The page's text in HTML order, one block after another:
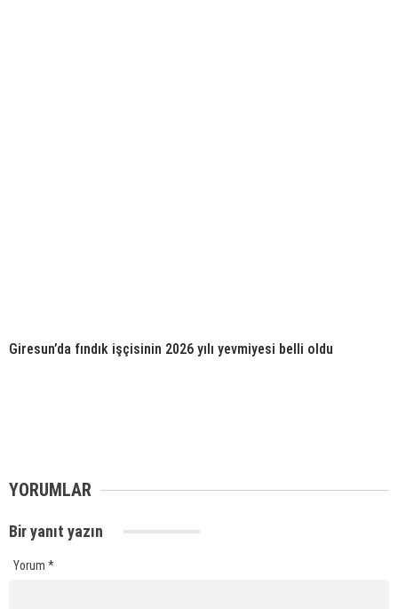
Giresun’da fındık işçisinin 2026 yılı yevmiyesi belli oldu
YORUMLAR
Bir yanıt yazın
Yorum *